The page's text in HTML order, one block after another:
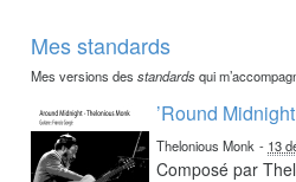
Mes standards
Mes versions desstandardsqui
’Round Midnight
Thelonious Monk - 13
Composé par